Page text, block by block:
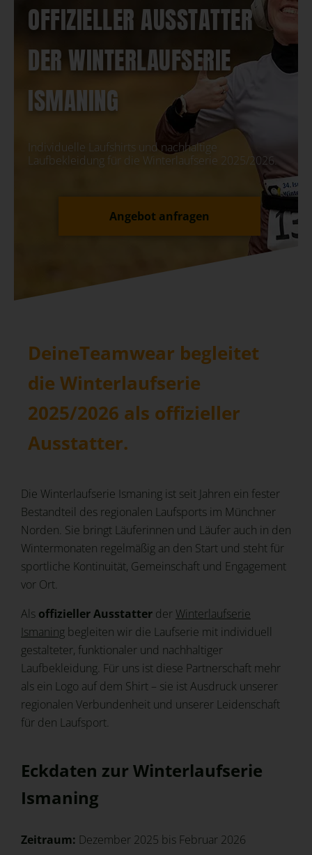
OFFIZIELLER AUSSTATTER
DER WINTERLAUFSERIE
ISMANING
Individuelle Laufshirts und nachhaltige
Laufbekleidung für die Winterlaufserie 2025/2026.
Angebot anfragen
DeineTeamwear begleitet
die Winterlaufserie
2025/2026 als offizieller
Ausstatter.
Die Winterlaufserie Ismaning ist seit Jahren ein fester
Bestandteil des regionalen Laufsports im Münchner
Norden. Sie bringt Läuferinnen und Läufer auch in den
Wintermonaten regelmäßig an den Start und steht für
sportliche Kontinuität, Gemeinschaft und Engagement
vor Ort.
Als offizieller Ausstatter derWinterlaufserie
Ismaning begleiten wir die Laufserie mit individuell
gestalteter, funktionaler und nachhaltiger
Laufbekleidung. Für uns ist diese Partnerschaft mehr
als ein Logo auf dem Shirt – sie ist Ausdruck unserer
regionalen Verbundenheit und unserer Leidenschaft
für den Laufsport.
Eckdaten zur Winterlaufserie
Ismaning
Zeitraum: Dezember 2025 bis Februar 2026